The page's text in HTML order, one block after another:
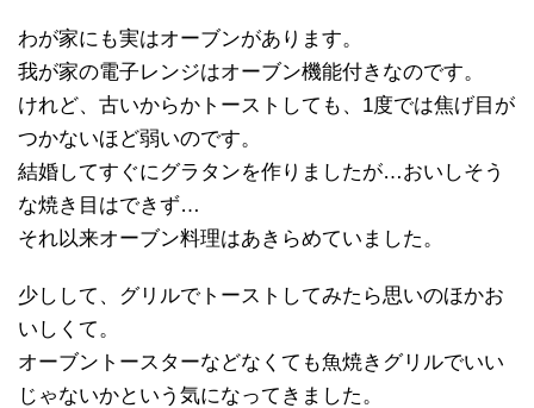
わが家にも実はオーブンがあります。
我が家の電子レンジはオーブン機能付きなのです。
けれど、古いからかトーストしても、1度では焦げ目が
つかないほど弱いのです。
結婚してすぐにグラタンを作りましたが…おいしそう
な焼き目はできず…
それ以来オーブン料理はあきらめていました。
少しして、グリルでトーストしてみたら思いのほかお
いしくて。
オーブントースターなどなくても魚焼きグリルでいい
じゃないかという気になってきました。